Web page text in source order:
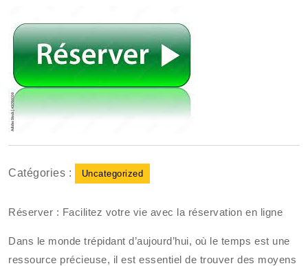
Catégories : Uncategorized
Réserver : Facilitez votre vie avec la réservation en ligne
Dans le monde trépidant d’aujourd’hui, où le temps est une
ressource précieuse, il est essentiel de trouver des moyens